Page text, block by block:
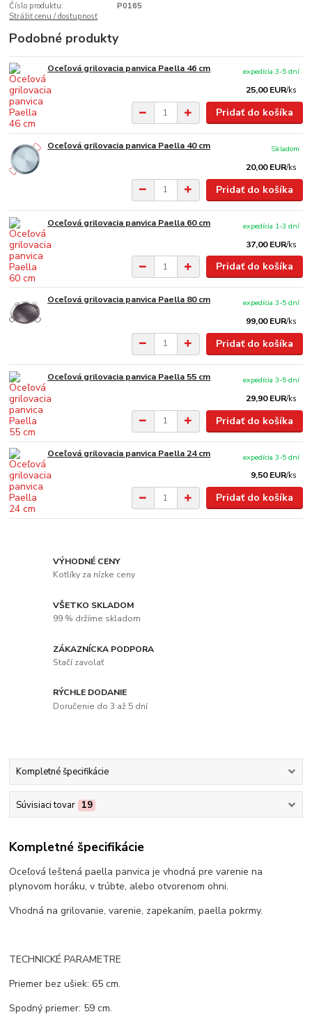
Číslo produktu:
P0165
Strážiť cenu / dostupnosť
Podobné produkty
Oceľová grilovacia panvica Paella 46 cm
25,00 EUR/ks
expedícia 3-5 dní
Pridať do košíka
Oceľová grilovacia panvica Paella 40 cm
20,00 EUR/ks
Skladom
Pridať do košíka
Oceľová grilovacia panvica Paella 60 cm
37,00 EUR/ks
expedícia 1-3 dní
Pridať do košíka
Oceľová grilovacia panvica Paella 80 cm
99,00 EUR/ks
expedícia 3-5 dní
Pridať do košíka
Oceľová grilovacia panvica Paella 55 cm
29,90 EUR/ks
expedícia 3-5 dní
Pridať do košíka
Oceľová grilovacia panvica Paella 24 cm
9,50 EUR/ks
expedícia 3-5 dní
Pridať do košíka
VÝHODNÉ CENY
Kotlíky za nízke ceny
VŠETKO SKLADOM
99 % držíme skladom
ZÁKAZNÍCKA PODPORA
Stačí zavolať
RÝCHLE DODANIE
Doručenie do 3 až 5 dní
Kompletné špecifikácie
Súvisiaci tovar 19
Kompletné špecifikácie
Oceľová leštená paella panvica je vhodná pre varenie na
plynovom horáku, v trúbte, alebo otvorenom ohni.
Vhodná na grilovanie, varenie, zapekaním, paella pokrmy.
TECHNICKÉ PARAMETRE
Priemer bez ušiek: 65 cm.
Spodný priemer: 59 cm.